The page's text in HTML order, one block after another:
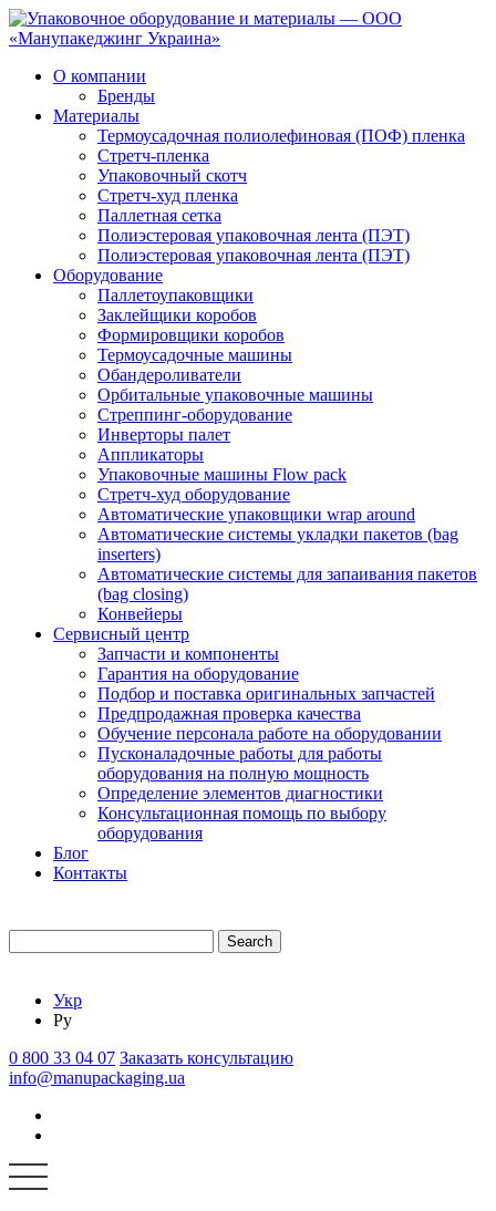
О компании
Бренды
Материалы
Термоусадочная полиолефиновая (ПОФ) пленка
Стретч-пленка
Упаковочный скотч
Стретч-худ пленка
Паллетная сетка
Полиэстеровая упаковочная лента (ПЭТ)
Полиэстеровая упаковочная лента (ПЭТ)
Оборудование
Паллетоупаковщики
Заклейщики коробов
Формировщики коробов
Термоусадочные машины
Обандероливатели
Орбитальные упаковочные машины
Стреппинг-оборудование
Инверторы палет
Аппликаторы
Упаковочные машины Flow pack
Стретч-худ оборудование
Автоматические упаковщики wrap around
Автоматические системы укладки пакетов (bag
inserters)
Автоматические системы для запаивания пакетов
(bag closing)
Конвейеры
Сервисный центр
Запчасти и компоненты
Гарантия на оборудование
Подбор и поставка оригинальных запчастей
Предпродажная проверка качества
Обучение персонала работе на оборудовании
Пусконаладочные работы для работы
оборудования на полную мощность
Определение элементов диагностики
Консультационная помощь по выбору
оборудования
Блог
Контакты
Search
Укр
Ру
0 800 33 04 07 Заказать консультацию
info@manupackaging.ua